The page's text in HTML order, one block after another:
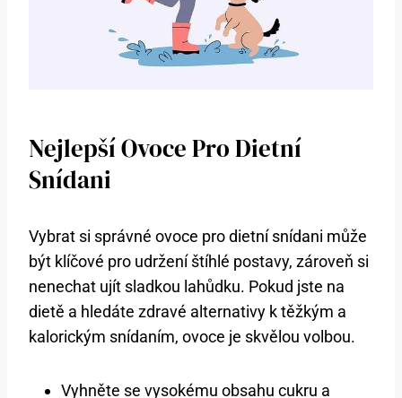
Nejlepší Ovoce Pro Dietní
Snídani
Vybrat si správné ovoce pro dietní snídani může
být klíčové pro udržení štíhlé postavy, zároveň si
nenechat ujít sladkou lahůdku. Pokud jste na
dietě a hledáte zdravé alternativy k těžkým a
kalorickým snídaním, ovoce je skvělou volbou.
Vyhněte se vysokému obsahu cukru a